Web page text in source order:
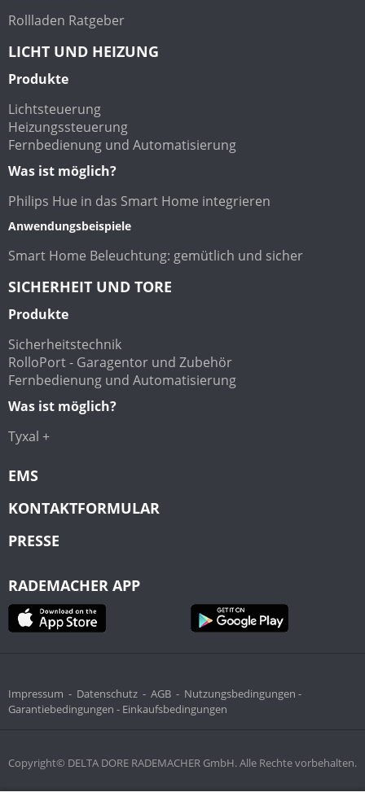
Rollladen Ratgeber
LICHT UND HEIZUNG
Produkte
Lichtsteuerung
Heizungssteuerung
Fernbedienung und Automatisierung
Was ist möglich?
Philips Hue in das Smart Home integrieren
Anwendungsbeispiele
Smart Home Beleuchtung: gemütlich und sicher
SICHERHEIT UND TORE
Produkte
Sicherheitstechnik
RolloPort - Garagentor und Zubehör
Fernbedienung und Automatisierung
Was ist möglich?
Tyxal +
EMS
KONTAKTFORMULAR
PRESSE
RADEMACHER APP
Copyright© DELTA DORE RADEMACHER GmbH. Alle Rechte vorbehalten.
Impressum - Datenschutz - AGB - Nutzungsbedingungen -
Garantiebedingungen - Einkaufsbedingungen